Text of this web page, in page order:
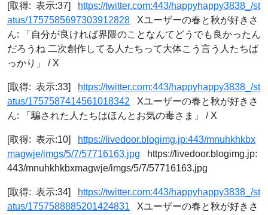
[取得: 表示:37]
https://twitter.com:443/happyhappy3838_/st
atus/1757585697303912828 Xユーザーの春と秋が好きさ
ん: 「自分が良ければ界隈のことなんてどうでも良かったん
だろうね 二次創作してる人たちって大体こう言う人たちば
っかり」 / X
[取得: 表示:33]
https://twitter.com:443/happyhappy3838_/st
atus/1757587414561018342 Xユーザーの春と秋が好きさ
ん: 「騙された人たちはほんとお気の毒さま」 / X
[取得: 表示:10]
https://livedoor.blogimg.jp:443/mnuhkhkbx
magwje/imgs/5/7/57716163.jpg https://livedoor.blogimg.jp:
443/mnuhkhkbxmagwje/imgs/5/7/57716163.jpg
[取得: 表示:34]
https://twitter.com:443/happyhappy3838_/st
atus/1757588885201424831 Xユーザーの春と秋が好きさ